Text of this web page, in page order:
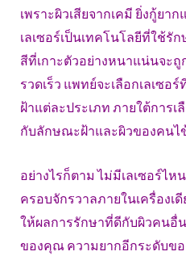
เพราะผิวเสียจากเคมี ยิ่งกู้ยา
เลเซอร์เป็นเทคโนโลยีที่ใช้รั
สีที่เกาะตัวอย่างหนาแน่นจะถู
รวดเร็ว แพทย์จะเลือกเลเซ
ฝ้าแต่ละประเภท ภายใต้การ
กับลักษณะฝ้าและผิวของคนไ
อย่างไรก็ตาม ไม่มีเลเซอร์ไ
ครอบจักรวาลภายในเครื่องเ
ให้ผลการรักษาที่ดีกับผิวคนอื่
ของคุณ ความยากอีกระดับขอ